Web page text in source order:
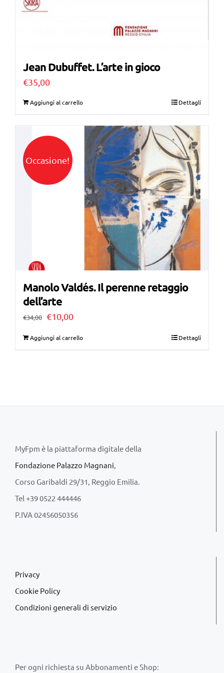
Jean Dubuffet. L’arte in gioco
€35,00
Aggiungi al carrello Dettagli
Occasione!
Manolo Valdés. Il perenne retaggio
dell’arte
€34,00 Il
€10,00Il
Aggiungi al carrello Dettagli
MyFpm è la piattaforma digitale della
Fondazione Palazzo Magnani,
Corso Garibaldi 29/31, Reggio Emilia.
Tel +39 0522 444446
P.IVA 02456050356
Privacy
Cookie Policy
Condizioni generali di servizio
Per ogni richiesta su Abbonamenti e Shop: